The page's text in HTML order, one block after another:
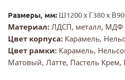
Размеры, мм: Ш1200 х Г380 х
Материал: ЛДСП, металл, МДФ
Цвет корпуса: Карамель,
Цвет рамки: Карамель,
Матовый, Латте, Пастель